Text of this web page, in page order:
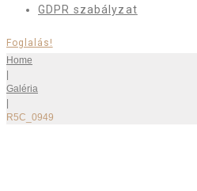
GDPR szabályzat
Foglalás!
Home
Galéria
R5C_0949